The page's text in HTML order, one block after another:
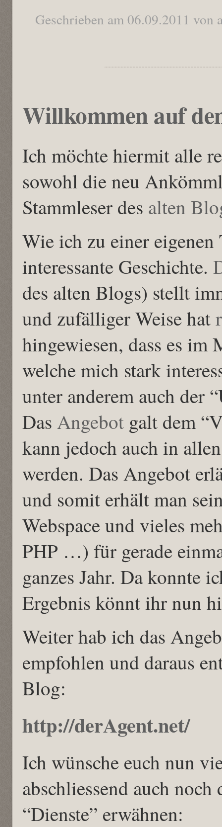
Geschrieben am 06.09.2011
Willkommen auf
Ich möchte hiermit alle
sowohl die neu
Stammleser des alten
Wie ich zu einer
interessante Geschichte.
des alten Blogs) stellt
und zufälliger Weise hat
hingewiesen, dass es
welche mich stark
unter anderem auch der
Das Angebot galt dem
kann jedoch auch in
werden. Das Angebot
und somit erhält man
Webspace und vieles
PHP …) für gerade
ganzes Jahr. Da konnte
Ergebnis könnt ihr nun
Weiter hab ich das
empfohlen und daraus
Blog:
http://derAgent.net/
Ich wünsche euch nun
abschliessend auch
“Dienste” erwähnen: